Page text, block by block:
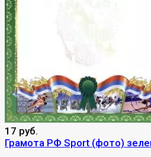
17 руб.
Грамота РФ Sport (фото)